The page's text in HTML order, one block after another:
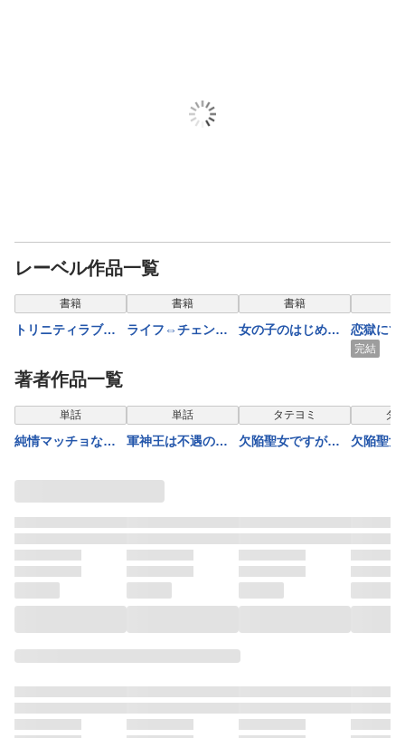
レーベル作品一覧
表示制限中
書籍
トリニティラブ
ラれたバリキャリ
女、運命の御曹司
兄弟と幸せになり
ます 2
表示制限中
書籍
ライフ⇔チェン
表示制限中
書籍
女の子のはじめか
表示
恋獄にて
るダンス
完結
著者作品一覧
表示制限中
単話
純情マッチョな幼
すぎます！～メロ
らずのXL～(3)
表示制限中
単話
軍神王は不遇の王
【単話売】 4話
タテヨミ
欠陥聖女ですが絶
タ
欠陥聖